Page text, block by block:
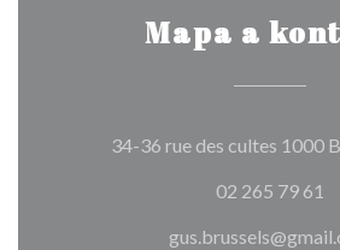
Mapa a
34-36 rue des cultes 1000
02 265 79 61